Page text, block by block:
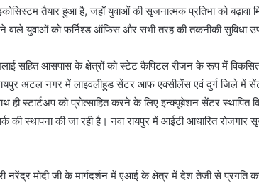
तैयार हुआ है, जहाँ युवाओं की सृजनात्मक प्रतिभा को बढ़ावा
वाले युवाओं को फर्निश्ड ऑफिस और सभी तरह की तकनीकी सुविधा
सहित आसपास के क्षेत्रों को स्टेट कैपिटल रीजन के रूप में
अटल नगर में लाइवलीहुड सेंटर आफ एक्सीलेंस एवं दुर्ग जिले में
ही स्टार्टअप को प्रोत्साहित करने के लिए इन्क्यूबेशन सेंटर
की स्थापना की जा रही है। नवा रायपुर में आईटी आधारित
नरेंद्र मोदी जी के मार्गदर्शन में एआई के क्षेत्र में देश तेजी से